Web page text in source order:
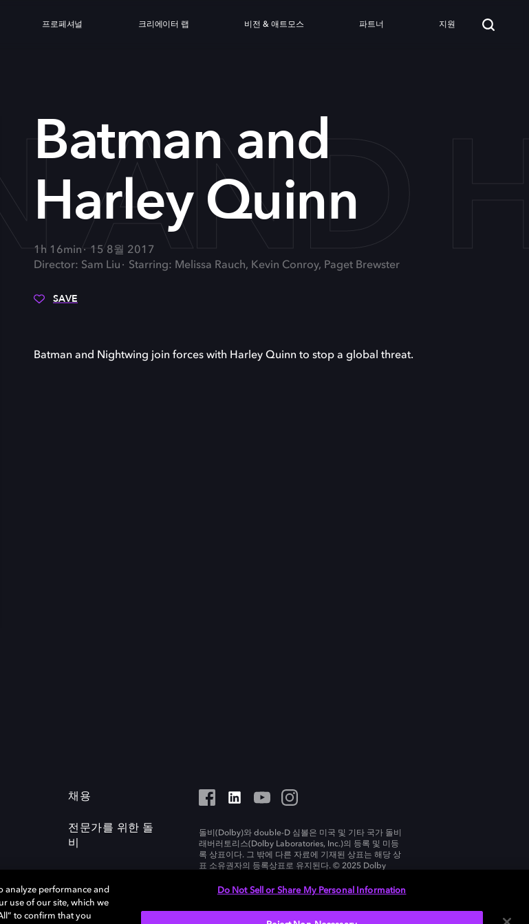
프로페셔널 크리에이터 랩 비전 & 애트모스 파트너 지원
AND
Batman and
Harley Quinn
1h 16min
15 8월 2017
Director: Sam Liu
Starring: Melissa Rauch, Kevin Conroy, Paget Brewster
SAVE
Batman and Nightwing join forces with Harley Quinn to stop a global threat.
채용
전문가를 위한 돌
비
돌비(Dolby)와 double-D 심볼은 미국 및 기타 국가 돌비
래버러토리스(Dolby Laboratories, Inc.)의 등록 및 미등
록 상표이다. 그 밖에 다른 자료에 기재된 상표는 해당 상
표 소유권자의 등록상표로 유지된다. © 2025 Dolby
analyze performance and
use of our site, which we
to confirm that you
Do Not Sell or Share My Personal Information